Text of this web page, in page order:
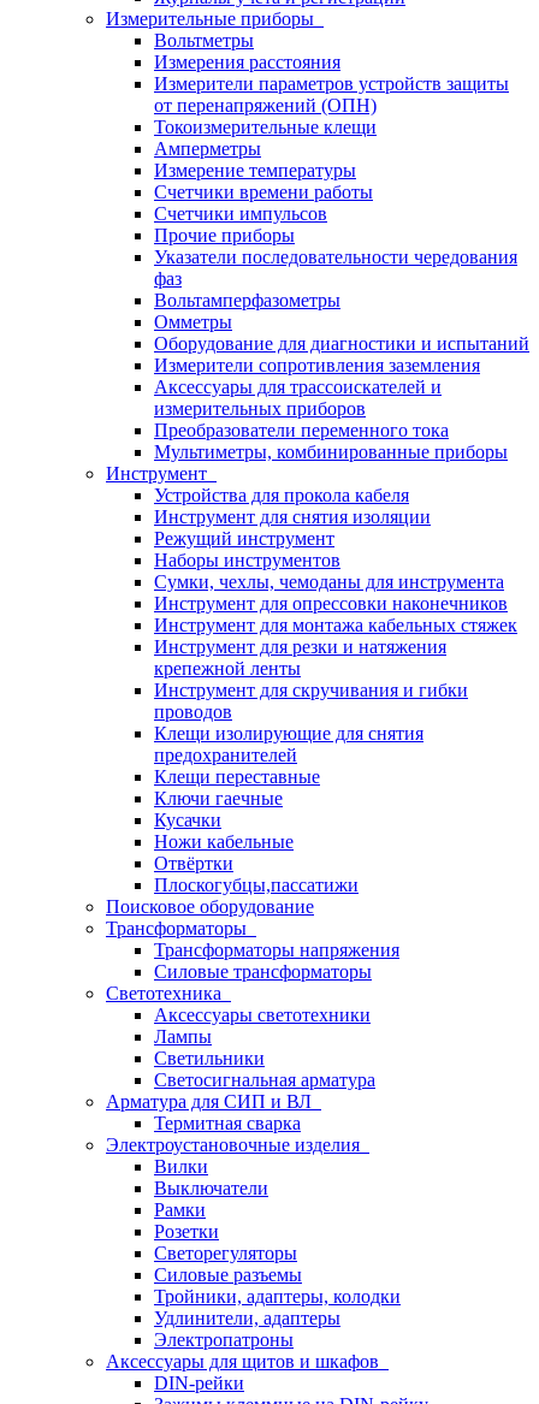
Измерительные приборы
Вольтметры
Измерения расстояния
Измерители параметров устройств защиты
от перенапряжений (ОПН)
Токоизмерительные клещи
Амперметры
Измерение температуры
Счетчики времени работы
Счетчики импульсов
Прочие приборы
Указатели последовательности чередования
фаз
Вольтамперфазометры
Омметры
Оборудование для диагностики и испытаний
Измерители сопротивления заземления
Аксессуары для трассоискателей и
измерительных приборов
Преобразователи переменного тока
Мультиметры, комбинированные приборы
Инструмент
Устройства для прокола кабеля
Инструмент для снятия изоляции
Режущий инструмент
Наборы инструментов
Сумки, чехлы, чемоданы для инструмента
Инструмент для опрессовки наконечников
Инструмент для монтажа кабельных стяжек
Инструмент для резки и натяжения
крепежной ленты
Инструмент для скручивания и гибки
проводов
Клещи изолирующие для снятия
предохранителей
Клещи переставные
Ключи гаечные
Кусачки
Ножи кабельные
Отвёртки
Плоскогубцы,пассатижи
Поисковое оборудование
Трансформаторы
Трансформаторы напряжения
Силовые трансформаторы
Светотехника
Аксессуары светотехники
Лампы
Светильники
Светосигнальная арматура
Арматура для СИП и ВЛ
Термитная сварка
Электроустановочные изделия
Вилки
Выключатели
Рамки
Розетки
Светорегуляторы
Силовые разъемы
Тройники, адаптеры, колодки
Удлинители, адаптеры
Электропатроны
Аксессуары для щитов и шкафов
DIN-рейки